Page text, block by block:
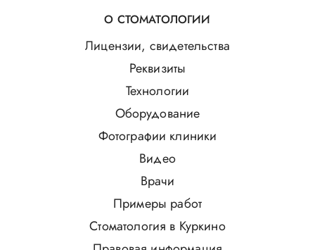
О СТОМАТОЛОГИИ
Лицензии, свидетельства
Реквизиты
Технологии
Оборудование
Фотографии клиники
Видео
Врачи
Примеры работ
Стоматология в Куркино